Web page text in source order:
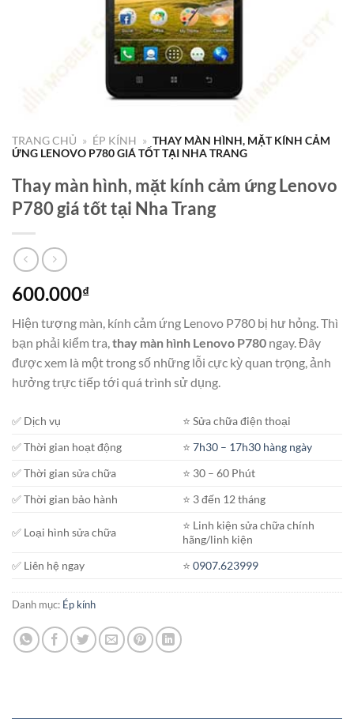
TRANG CHỦ » ÉP KÍNH » THAY MÀN HÌNH, MẶT KÍNH CẢM
ỨNG LENOVO P780 GIÁ TỐT TẠI NHA TRANG
Thay màn hình, mặt kính cảm ứng Lenovo
P780 giá tốt tại Nha Trang
600.000₫
Hiện tượng màn, kính cảm ứng Lenovo P780 bị hư hỏng. Thì
bạn phải kiểm tra,thay màn hình Lenovo P780 ngay. Đây
được xem là một trong số những lỗi cực kỳ quan trọng, ảnh
hưởng trực tiếp tới quá trình sử dụng.
✅ Dịch vụ
⭐️ Sửa chữa điện thoại
✅ Thời gian hoạt động
⭐️7h30 – 17h30 hàng ngày
✅ Thời gian sửa chữa
⭐️ 30 – 60 Phút
✅ Thời gian bảo hành
⭐️ 3 đến 12 tháng
✅ Loại hình sửa chữa
⭐️ Linh kiện sửa chữa chính
hãng/linh kiện
✅ Liên hệ ngay
⭐️0907.623999
Danh mục: Ép kính